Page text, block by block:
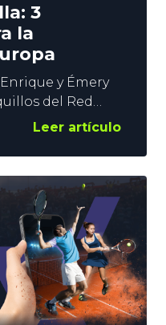
3
la
y Émery
del Red
¿Cómo se
Supercopa de
Villa
Planeta
comience a
Leer artículo